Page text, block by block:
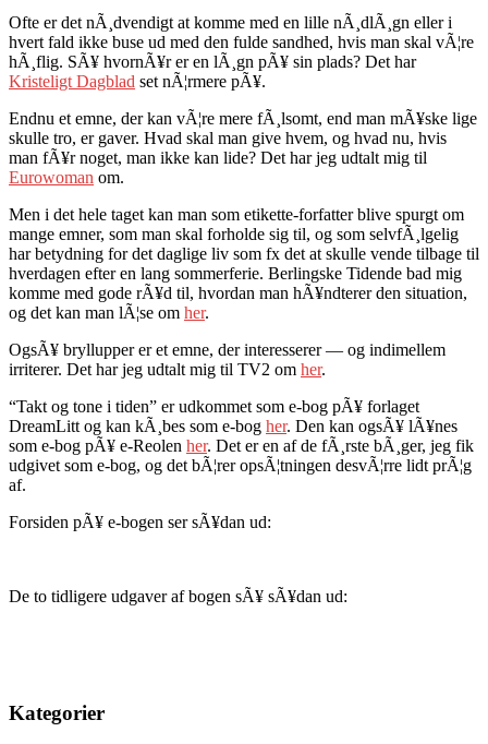
Ofte er det nÃ¸dvendigt at komme med en lille nÃ¸dlÃ¸gn eller i
hvert fald ikke buse ud med den fulde sandhed, hvis man skal vÃ¦re
hÃ¸flig. SÃ¥ hvornÃ¥r er en lÃ¸gn pÃ¥ sin plads? Det har
Kristeligt Dagblad set nÃ¦rmere pÃ¥.
Endnu et emne, der kan vÃ¦re mere fÃ¸lsomt, end man mÃ¥ske lige
skulle tro, er gaver. Hvad skal man give hvem, og hvad nu, hvis
man fÃ¥r noget, man ikke kan lide? Det har jeg udtalt mig til
Eurowoman om.
Men i det hele taget kan man som etikette-forfatter blive spurgt om
mange emner, som man skal forholde sig til, og som selvfÃ¸lgelig
har betydning for det daglige liv som fx det at skulle vende tilbage til
hverdagen efter en lang sommerferie. Berlingske Tidende bad mig
komme med gode rÃ¥d til, hvordan man hÃ¥ndterer den situation,
og det kan man lÃ¦se om her.
OgsÃ¥ bryllupper er et emne, der interesserer — og indimellem
irriterer. Det har jeg udtalt mig til TV2 om her.
“Takt og tone i tiden” er udkommet som e-bog pÃ¥ forlaget
DreamLitt og kan kÃ¸bes som e-bog her. Den kan ogsÃ¥ lÃ¥nes
som e-bog pÃ¥ e-Reolen her. Det er en af de fÃ¸rste bÃ¸ger, jeg fik
udgivet som e-bog, og det bÃ¦rer opsÃ¦tningen desvÃ¦rre lidt prÃ¦g
af.
Forsiden pÃ¥ e-bogen ser sÃ¥dan ud:
De to tidligere udgaver af bogen sÃ¥ sÃ¥dan ud:
Kategorier